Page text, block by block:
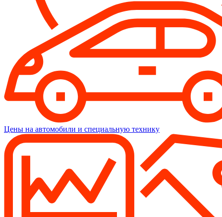
Цены на автомобили и специальную технику